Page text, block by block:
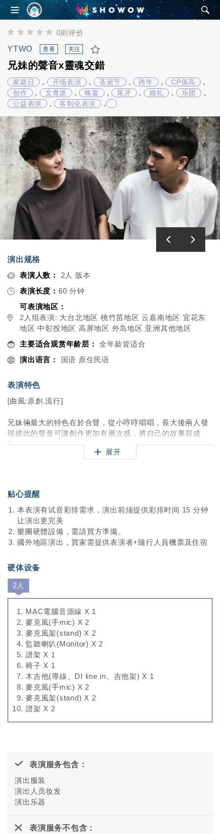
0则评价
YTWO
查看 关注
兄妹的聲音x靈魂交錯
家庭日 , 开场表演 , 圣诞节 , 跨年 , CP值高 ,
创作 , 文青派 , 晚宴 , 尾牙 , 婚礼 , 乐团 ,
公益表演 , 客制化表演 ,
演出规格
表演人数：
2人 版本
表演长度： 60 分钟
可表演地区：
2人组表演: 大台北地区 桃竹苗地区 云嘉南地区 宜花东
地区 中彰投地区 高屏地区 外岛地区 亚洲其他地区
主要适合观赏年龄层：
全年龄皆适合
演出语言：
国语 原住民语
表演特色
[曲風:原創.流行]
兄妹倆最大的特色在於合聲，從小哼哼唱唱，長大後兩人發
現彼此的聲音可讓創作更加有層次感，將自己的故事寫成
歌。
表演以原創流行為主，不僅在活動現場可帶動氣氛，也可以
A: 60分鐘
一次安排60分鐘演出，包含10首歌曲，歌單為自創歌曲。
B:30分鐘+30分鐘
歌曲，歌單為自創歌曲。
展开
贴心提醒
本表演有试音彩排需求，演出前须提供彩排时间 15 分钟
让演出更完美
樂團硬體設備，需請買方準備。
國外地區演出，買家需提供表演者+隨行人員機票及住宿
硬体设备
2人
MAC電腦音源線 X 1
麥克風(手mic) X 2
麥克風架(stand) X 2
監聽喇叭(Monitor) X 2
譜架 X 1
椅子 X 1
木吉他(導線、DI line in、吉他架) X 1
麥克風(手mic) X 2
麥克風架(stand) X 2
譜架 X 2
表演服务包含：
演出服装
演出人员妆发
演出乐器
表演服务不包含：